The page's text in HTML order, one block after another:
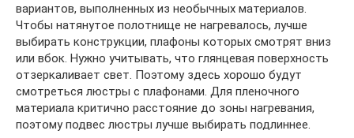
вариантов, выполненных из необычных материалов.
Чтобы натянутое полотнище не нагревалось, лучше
выбирать конструкции, плафоны которых смотрят вниз
или вбок. Нужно учитывать, что глянцевая поверхность
отзеркаливает свет. Поэтому здесь хорошо будут
смотреться люстры с плафонами. Для пленочного
материала критично расстояние до зоны нагревания,
поэтому подвес люстры лучше выбирать подлиннее.